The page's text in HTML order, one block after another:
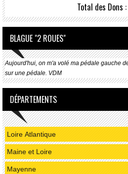
Total des Dons :
BLAGUE "2 ROUES"
Aujourd'hui, on m'a volé ma pédale gauche
sur une pédale. VDM
DÉPARTEMENTS
Loire Atlantique
Maine et Loire
Mayenne